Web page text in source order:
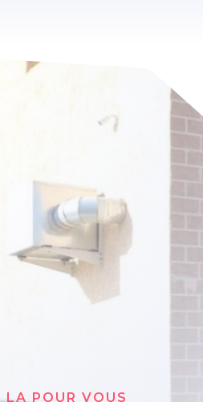
LA POUR VOUS